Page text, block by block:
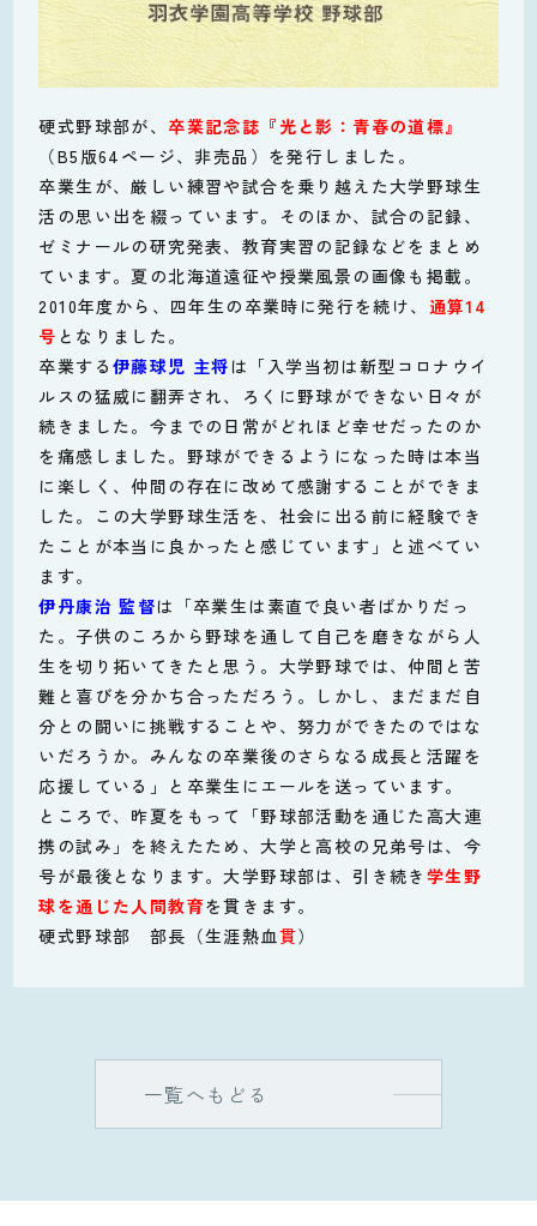
硬式野球部が、 卒業記念誌『光と影：青春の道標』
（B5版64ページ、非売品）を発行しました。
卒業生が、厳しい練習や試合を乗り越えた大学野球生
活の思い出を綴っています。そのほか、試合の記録、
ゼミナールの研究発表、教育実習の記録などをまとめ
ています。夏の北海道遠征や授業風景の画像も掲載。
2010年度から、四年生の卒業時に発行を続け、 通算14
号 となりました。
卒業する伊藤球児 主将は「入学当初は新型コロナウイ
ルスの猛威に翻弄され、ろくに野球ができない日々が
続きました。今までの日常がどれほど幸せだったのか
を痛感しました。野球ができるようになった時は本当
に楽しく、仲間の存在に改めて感謝することができま
した。この大学野球生活を、社会に出る前に経験でき
たことが本当に良かったと感じています」と述べてい
ます。
伊丹康治 監督は「卒業生は素直で良い者ばかりだっ
た。子供のころから野球を通して自己を磨きながら人
生を切り拓いてきたと思う。大学野球では、仲間と苦
難と喜びを分かち合っただろう。しかし、まだまだ自
分との闘いに挑戦することや、努力ができたのではな
いだろうか。みんなの卒業後のさらなる成長と活躍を
応援している」と卒業生にエールを送っています。
ところで、昨夏をもって「野球部活動を通じた高大連
携の試み」を終えたため、大学と高校の兄弟号は、今
号が最後となります。大学野球部は、引き続き 学生野
球を通じた人間教育を貫きます。
硬式野球部 部長（生涯熱血貫）
一覧へもどる